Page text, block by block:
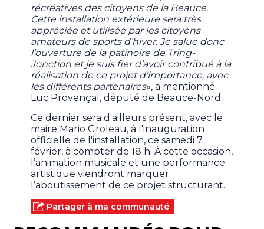
récréatives des citoyens de la Beauce.
Cette installation extérieure sera très
appréciée et utilisée par les citoyens
amateurs de sports d’hiver. Je salue donc
l’ouverture de la patinoire de Tring-
Jonction et je suis fier d’avoir contribué à la
réalisation de ce projet d’importance, avec
les différents partenaires», a mentionné
Luc Provençal, député de Beauce-Nord.
Ce dernier sera d'ailleurs présent, avec le
maire Mario Groleau, à l'inauguration
officielle de l'installation, ce samedi 7
février, à compter de 18 h. À cette occasion,
l’animation musicale et une performance
artistique viendront marquer
l’aboutissement de ce projet structurant.
Partager à ma communauté